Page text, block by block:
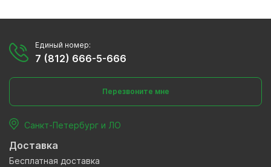
Единый номер:
7 (812) 666-5-666
Перезвоните мне
Санкт-Петербург и ЛО
Доставка
Бесплатная доставка